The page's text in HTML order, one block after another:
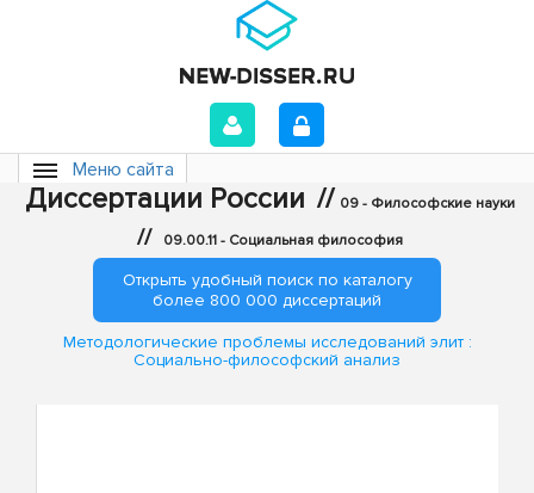
Меню сайта
Диссертации России // 09 - Философские науки
// 09.00.11 - Социальная философия
Открыть удобный поиск по каталогу
более 800 000 диссертаций
Методологические проблемы исследований элит :
Социально-философский анализ